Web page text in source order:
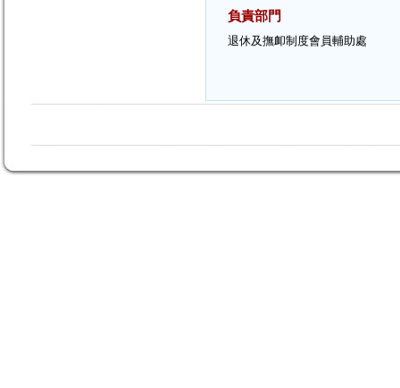
負責部門
退休及撫卹制度會員輔助處